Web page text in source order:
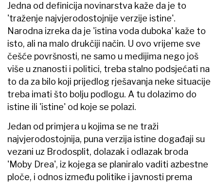
Jedna od definicija novinarstva kaže da je to
'traženje najvjerodostojnije verzije istine'.
Narodna izreka da je 'istina voda duboka' kaže to
isto, ali na malo drukčiji način. U ovo vrijeme sve
češće površnosti, ne samo u medijima nego još
više u znanosti i politici, treba stalno podsjećati na
to da za bilo koji prijedlog rješavanja neke situacije
treba imati što bolju podlogu. A tu dolazimo do
istine ili 'istine' od koje se polazi.
Jedan od primjera u kojima se ne traži
najvjerodostojnija, puna verzija istine događaji su
vezani uz Brodosplit, dolazak i odlazak broda
'Moby Drea', iz kojega se planiralo vaditi azbestne
ploče, i odnos između politike i javnosti prema